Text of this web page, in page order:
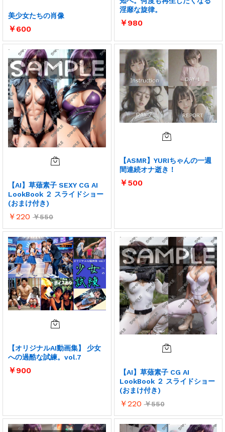
美少女たちの肖像
￥600
淫靡な旋律。
￥980
【AI】草薙素子 SEXY CG AI
LookBook ２ スライドショー
(おまけ付き)
￥220 ￥550
【ASMR】YURIちゃんの一週
間連続オナ逝き！
￥500
【オリジナルAI動画集】 少女
への過酷な試練。vol.7
￥900
【AI】草薙素子 CG AI
LookBook ２ スライドショー
(おまけ付き)
￥220 ￥550